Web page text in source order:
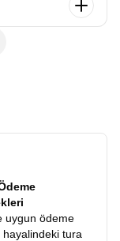
bilmeseniz
yanınızda!
önce
rehberimizden
ekstra turlar
uygun ödeme
hayalindeki tura